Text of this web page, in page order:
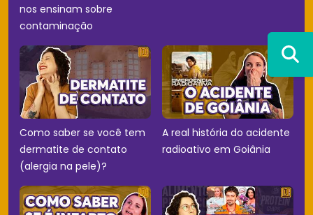
nos ensinam sobre
contaminação
Como saber se você tem
dermatite de contato
(alergia na pele)?
A real história do acidente
radioativo em Goiânia